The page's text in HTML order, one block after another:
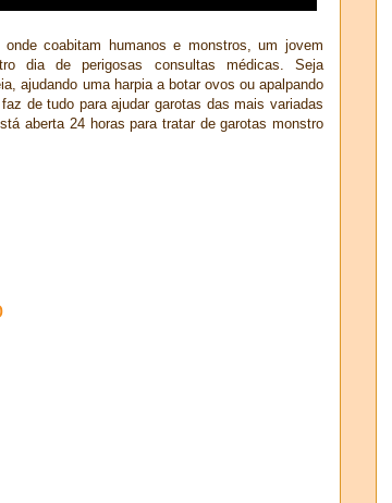
coabitam humanos e monstros, um jovem
dia de perigosas consultas médicas. Seja
ajudando uma harpia a botar ovos ou apalpando
de tudo para ajudar garotas das mais variadas
aberta 24 horas para tratar de garotas monstro